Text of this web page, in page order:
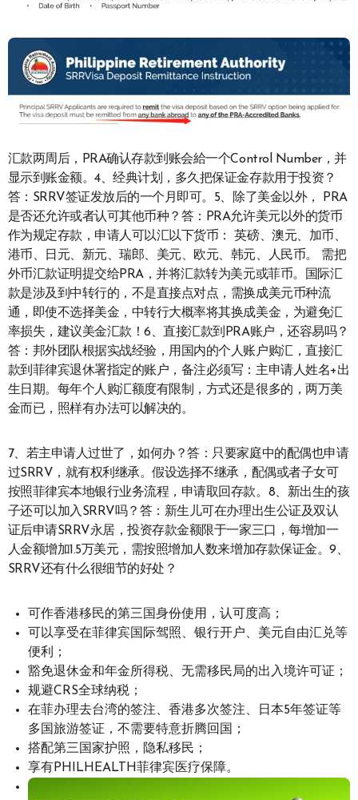
汇款两周后，PRA确认存款到账会給一个Control Number，并
显示到账金额。4、经典计划，多久把保证金存款用于投资？
答：SRRV签证发放后的一个月即可。5、除了美金以外， PRA
是否还允许或者认可其他币种？答：PRA允许美元以外的货币
作为规定存款，申请人可以汇以下货币： 英磅、澳元、加币、
港币、日元、新元、瑞郎、美元、欧元、韩元、人民币。 需把
外币汇款证明提交给PRA，并将汇款转为美元或菲币。国际汇
款是涉及到中转行的，不是直接点对点，需换成美元币种流
通，即使不选择美金，中转行大概率将其换成美金，为避免汇
率损失，建议美金汇款！6、直接汇款到PRA账户，还容易吗？
答：邦外团队根据实战经验，用国内的个人账户购汇，直接汇
款到菲律宾退休署指定的账户，备注必须写：主申请人姓名+出
生日期。每年个人购汇额度有限制，方式还是很多的，两万美
金而已，照样有办法可以解决的。
7、若主申请人过世了，如何办？答：只要家庭中的配偶也申请
过SRRV，就有权利继承。假设选择不继承，配偶或者子女可
按照菲律宾本地银行业务流程，申请取回存款。8、新出生的孩
子还可以加入SRRV吗？答：新生儿可在办理出生公证及双认
证后申请SRRV永居，投资存款金额限于一家三口，每增加一
人金额增加1.5万美元，需按照增加人数来增加存款保证金。9、
SRRV还有什么很细节的好处？
可作香港移民的第三国身份使用，认可度高；
可以享受在菲律宾国际驾照、银行开户、美元自由汇兑等
便利；
豁免退休金和年金所得税、无需移民局的出入境许可证；
规避CRS全球纳税；
在菲办理去台湾的签注、香港多次签注、日本5年签证等
多国旅游签证，不需要特意折腾回国；
搭配第三国家护照，隐私移民；
享有PHILHEALTH菲律宾医疗保障。